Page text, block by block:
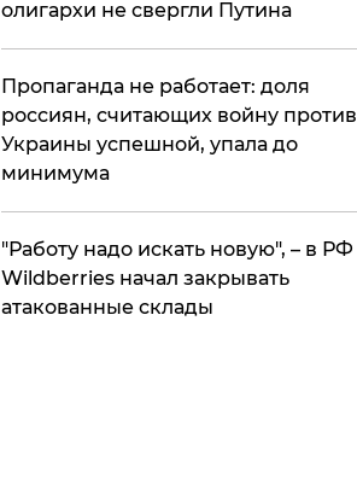
олигархи не свергли Путина
​Пропаганда не работает: доля
россиян, считающих войну против
Украины успешной, упала до
минимума
"Работу надо искать новую", – в РФ
Wildberries начал закрывать
атакованные склады